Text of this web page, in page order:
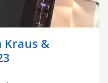
Kraus &